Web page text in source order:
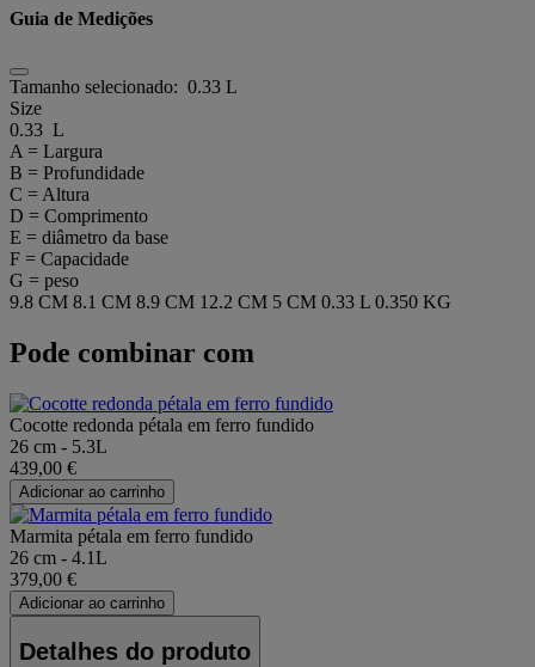
Guia de Medições
Tamanho selecionado: 0.33 L
Size
0.33 L
A = Largura
B = Profundidade
C = Altura
D = Comprimento
E = diâmetro da base
F = Capacidade
G = peso
9.8 CM 8.1 CM 8.9 CM 12.2 CM 5 CM 0.33 L 0.350 KG
Pode combinar com
Cocotte redonda pétala em ferro fundido
26 cm - 5.3L
439,00 €
Adicionar ao carrinho
Marmita pétala em ferro fundido
26 cm - 4.1L
379,00 €
Adicionar ao carrinho
Detalhes do produto